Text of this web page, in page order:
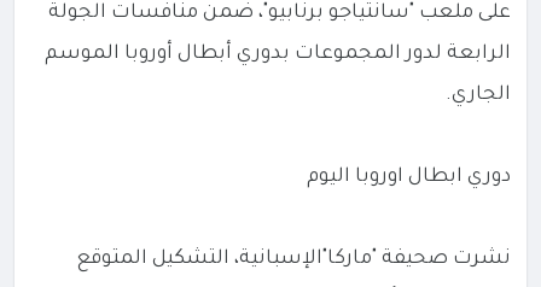
على ملعب "سانتياجو برنابيو"، ضمن منافسات الجولة
الرابعة لدور المجموعات بدوري أبطال أوروبا الموسم
الجاري.
دوري ابطال اوروبا اليوم
نشرت صحيفة "ماركا"الإسبانية، التشكيل المتوقع